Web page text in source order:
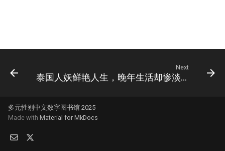
Next
泰国人妖鲜艳人生，晚年生活却惨淡无光
多元性别中文数字图书馆 2025
Made with Material for MkDocs